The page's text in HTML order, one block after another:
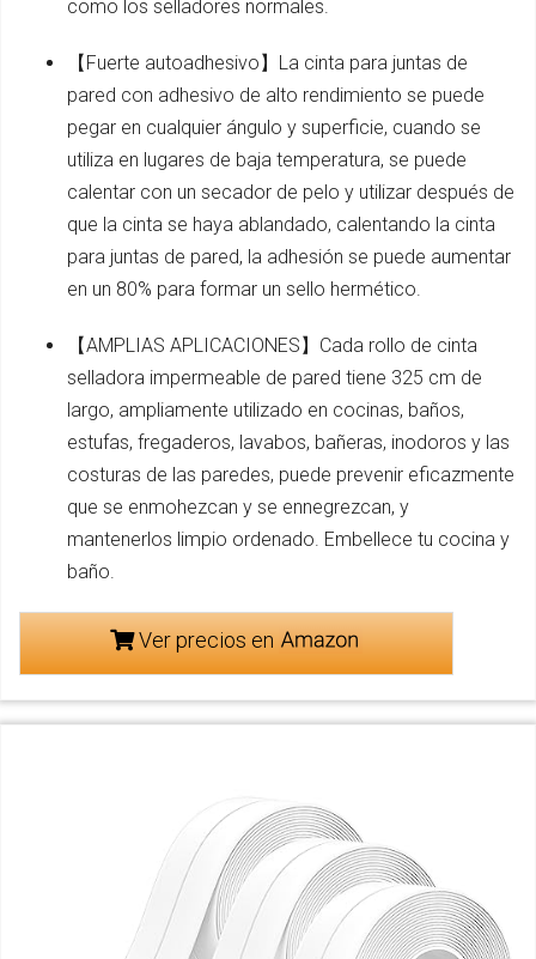
como los selladores normales.
【Fuerte autoadhesivo】La cinta para juntas de
pared con adhesivo de alto rendimiento se puede
pegar en cualquier ángulo y superficie, cuando se
utiliza en lugares de baja temperatura, se puede
calentar con un secador de pelo y utilizar después de
que la cinta se haya ablandado, calentando la cinta
para juntas de pared, la adhesión se puede aumentar
en un 80% para formar un sello hermético.
【AMPLIAS APLICACIONES】Cada rollo de cinta
selladora impermeable de pared tiene 325 cm de
largo, ampliamente utilizado en cocinas, baños,
estufas, fregaderos, lavabos, bañeras, inodoros y las
costuras de las paredes, puede prevenir eficazmente
que se enmohezcan y se ennegrezcan, y
mantenerlos limpio ordenado. Embellece tu cocina y
baño.
Ver precios en